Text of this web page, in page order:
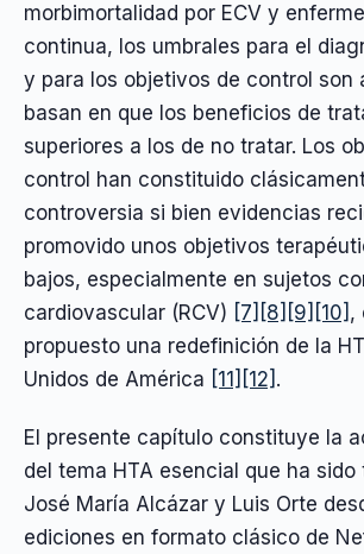
morbimortalidad por ECV y
continua, los umbrales para el
y para los objetivos de control son
basan en que los beneficios de
superiores a los de no tratar. Los
control han constituido
controversia si bien evidencias
promovido unos objetivos
bajos, especialmente en sujetos
cardiovascular (RCV) [7] [8] [9] [10] ,
propuesto una redefinición de la
Unidos de América [11] [12] .
El presente capítulo constituye la
del tema HTA esencial que ha
José María Alcázar y Luis Orte
ediciones en formato clásico de